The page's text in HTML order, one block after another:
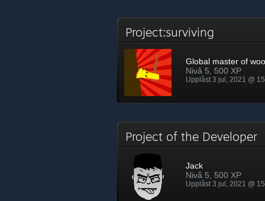
Project:surviving
Global master of
Nivå 5, 500 XP
Upplåst 3 jul, 2021 @
Project of the Developer
Jack
Nivå 5, 500 XP
Upplåst 3 jul, 2021 @